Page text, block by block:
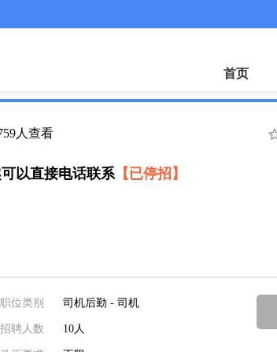
首页
人查看
以直接电话联系【已停招】
职位类别 司机后勤 - 司机
招聘人数 10人